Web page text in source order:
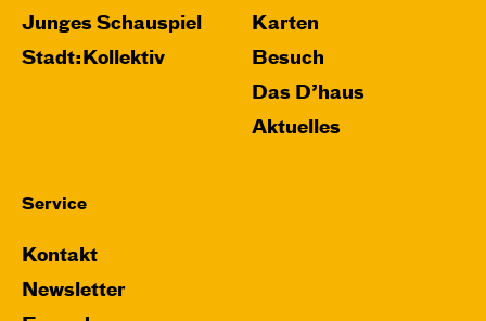
Junges Schauspiel
Stadt:Kollektiv
Karten
Besuch
Das D’haus
Aktuelles
Service
Kontakt
Newsletter